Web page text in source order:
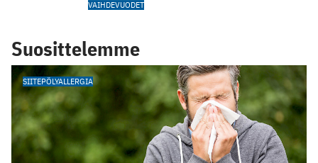
VAIHDEVUODET
Suosittelemme
SIITEPÖLYALLERGIA